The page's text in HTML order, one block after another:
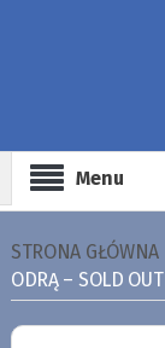
Menu
STRONA GŁÓWNA
ODRĄ – SOLD OUT